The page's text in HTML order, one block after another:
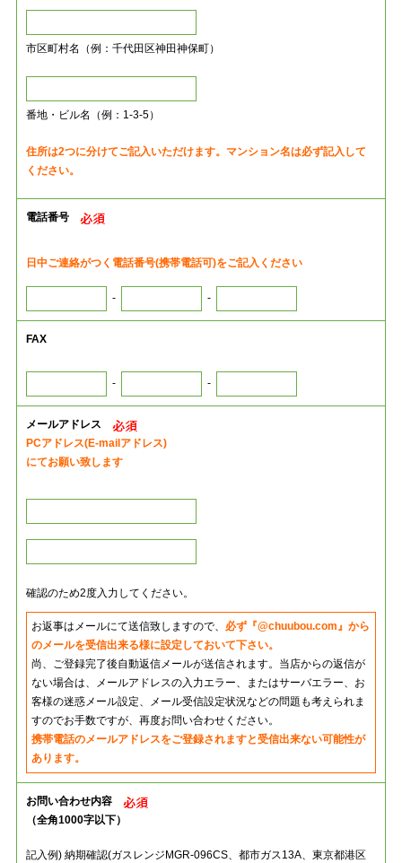
市区町村名（例：千代田区神田神保町）
番地・ビル名（例：1-3-5）
住所は2つに分けてご記入いただけます。マンション名は必ず記入して
ください。
電話番号
日中ご連絡がつく電話番号(携帯電話可)をご記入ください
- -
FAX
- -
メールアドレス
PCアドレス(E-mailアドレス)
にてお願い致します
確認のため2度入力してください。
お返事はメールにて送信致しますので、 必ず『@chuubou.com』から
のメールを受信出来る様に設定しておいて下さい。
尚、ご登録完了後自動返信メールが送信されます。当店からの返信が
ない場合は、メールアドレスの入力エラー、またはサーバエラー、お
客様の迷惑メール設定、メール受信設定状況などの問題も考えられま
すのでお手数ですが、再度お問い合わせください。
携帯電話のメールアドレスをご登録されますと受信出来ない可能性が
あります。
お問い合わせ内容
（全角1000字以下）
記入例) 納期確認(ガスレンジMGR-096CS、都市ガス13A、東京都港区